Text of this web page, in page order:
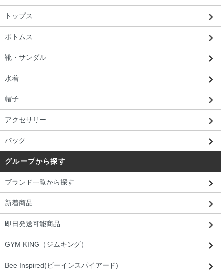
トップス
ボトムス
靴・サンダル
水着
帽子
アクセサリー
バッグ
グループから探す
ブランド一覧から探す
新着商品
即日発送可能商品
GYM KING（ジムキング）
Bee Inspired(ビーインスパイアード)